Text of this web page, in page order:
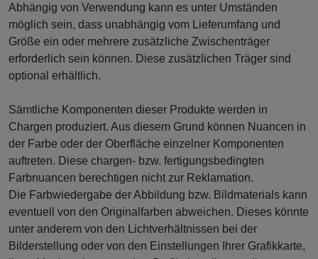
Abhängig von Verwendung kann es unter Umständen
möglich sein, dass unabhängig vom Lieferumfang und
Größe ein oder mehrere zusätzliche Zwischenträger
erforderlich sein können. Diese zusätzlichen Träger sind
optional erhältlich.
Sämtliche Komponenten dieser Produkte werden in
Chargen produziert. Aus diesem Grund können Nuancen in
der Farbe oder der Oberfläche einzelner Komponenten
auftreten. Diese chargen- bzw. fertigungsbedingten
Farbnuancen berechtigen nicht zur Reklamation.
Die Farbwiedergabe der Abbildung bzw. Bildmaterials kann
eventuell von den Originalfarben abweichen. Dieses könnte
unter anderem von den Lichtverhältnissen bei der
Bilderstellung oder von den Einstellungen Ihrer Grafikkarte,